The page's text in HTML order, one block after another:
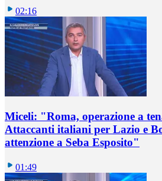
02:16
Miceli: "Roma, operazione a
Attaccanti italiani per Lazio e
attenzione a Seba Esposito"
01:49